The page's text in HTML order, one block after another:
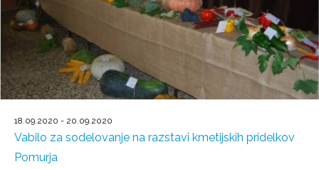
18.09.2020 - 20.09.2020
Vabilo za sodelovanje na razstavi kmetijskih pridelkov
Pomurja